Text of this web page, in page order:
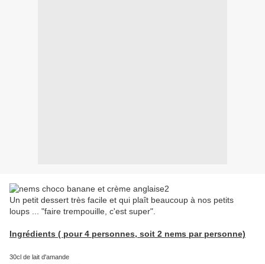
Un petit dessert très facile et qui plaît beaucoup à nos petits
loups ... "faire trempouille, c'est super".
Ingrédients ( pour 4 personnes, soit 2 nems par personne)
30cl de lait d'amande